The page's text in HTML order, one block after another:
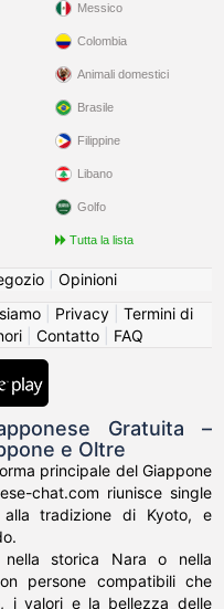
Messico
Colombia
Animali domestici
Brasile
Filippine
Libano
Golfo
Tutta la lista
| Opinioni
| Privacy| Termini di
| Contatto| FAQ
Gratuita –
e Oltre
principale del Giappone
chat.com riunisce single
tradizione di Kyoto, e
storica Nara o nella
persone compatibili che
i valori e la bellezza delle